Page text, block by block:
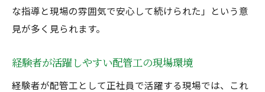
な指導と現場の雰囲気で安心して続けられた」という意
見が多く見られます。
経験者が活躍しやすい配管工の現場環境
経験者が配管工として正社員で活躍する現場では、これ